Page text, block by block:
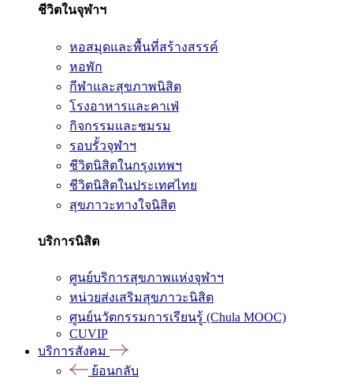
ชีวิตในจุฬาฯ
หอสมุดและพื้นที่สร้างสรรค์
หอพัก
กีฬาและสุขภาพนิสิต
โรงอาหารและคาเฟ่
กิจกรรมและชมรม
รอบรั้วจุฬาฯ
ชีวิตนิสิตในกรุงเทพฯ
ชีวิตนิสิตในประเทศไทย
สุขภาวะทางใจนิสิต
บริการนิสิต
ศูนย์บริการสุขภาพแห่งจุฬาฯ
หน่วยส่งเสริมสุขภาวะนิสิต
ศูนย์นวัตกรรมการเรียนรู้ (Chula MOOC)
CUVIP
บริการสังคม
ย้อนกลับ